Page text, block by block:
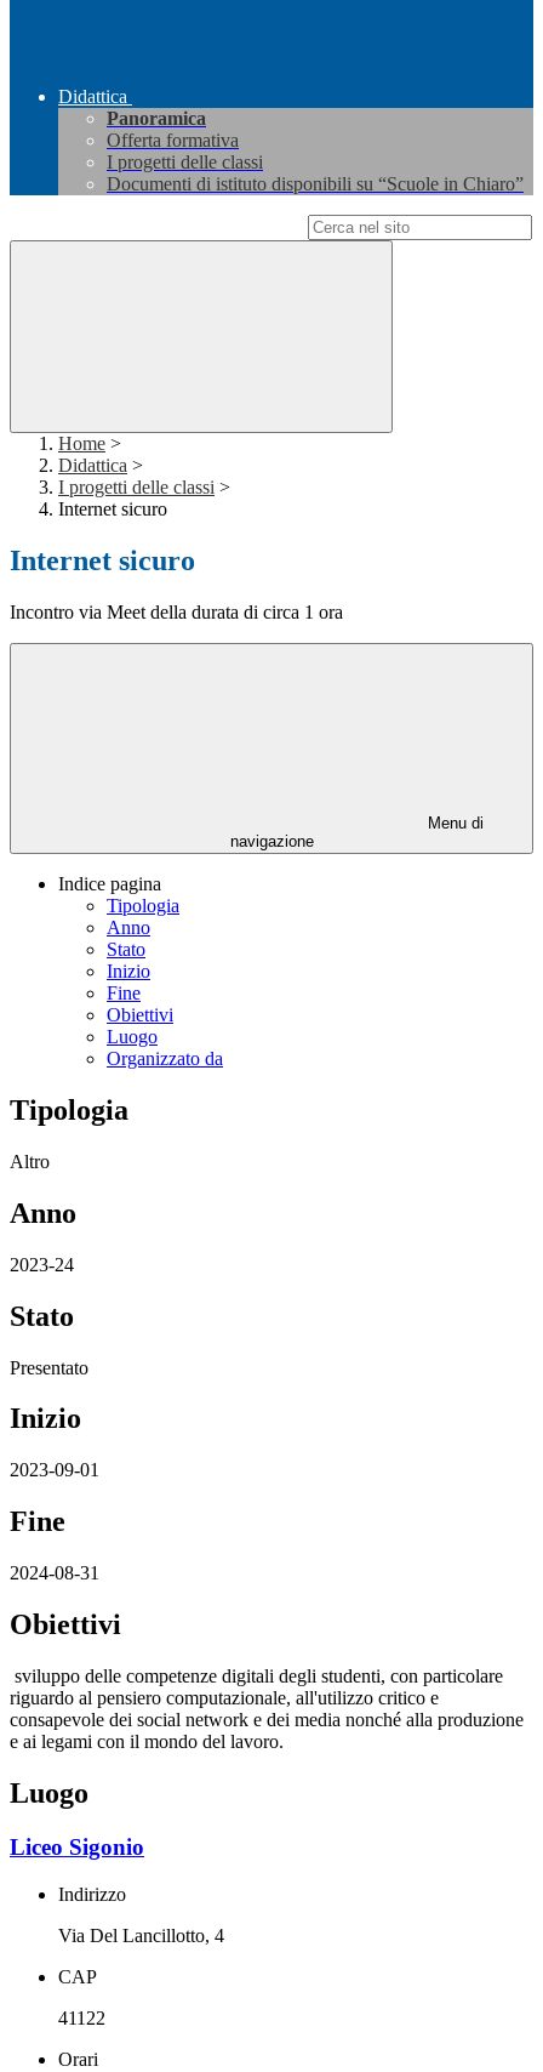
Didattica
Panoramica
Offerta formativa
I progetti delle classi
Documenti di istituto disponibili su “Scuole in Chiaro”
Home >
Didattica >
I progetti delle classi >
Internet sicuro
Internet sicuro
Incontro via Meet della durata di circa 1 ora
Menu di
navigazione
Indice pagina
Tipologia
Anno
Stato
Inizio
Fine
Obiettivi
Luogo
Organizzato da
Tipologia
Altro
Anno
2023-24
Stato
Presentato
Inizio
2023-09-01
Fine
2024-08-31
Obiettivi
sviluppo delle competenze digitali degli studenti, con particolare
riguardo al pensiero computazionale, all'utilizzo critico e
consapevole dei social network e dei media nonché alla produzione
e ai legami con il mondo del lavoro.
Luogo
Liceo Sigonio
Indirizzo
Via Del Lancillotto, 4
CAP
41122
Orari